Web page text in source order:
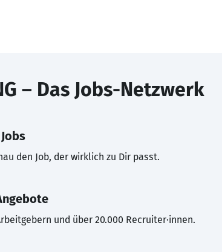
– Das Jobs-Netzwerk
den Job, der wirklich zu Dir passt.
und über 20.000 Recruiter·innen.